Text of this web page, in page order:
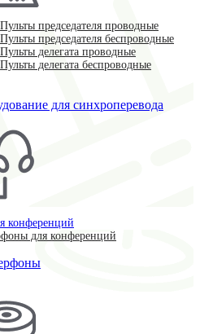
Пульты председателя проводные
Пульты председателя беспроводные
Пульты делегата проводные
Пульты делегата беспроводные
для синхроперевода
конференций
для конференций